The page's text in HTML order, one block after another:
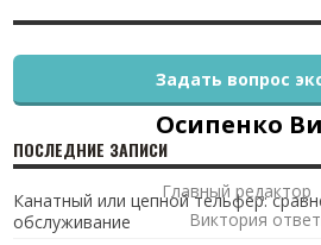
Осипенко
Главный редактор
Виктория
Задать вопрос
ПОСЛЕДНИЕ ЗАПИСИ
Канатный или цепной тельфер:
обслуживание